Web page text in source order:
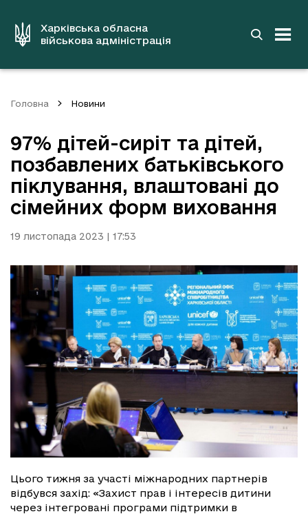
вмістуХарківська обласна
військова адміністрація
Головна Новини
97% дітей-сиріт та дітей,
позбавлених батьківського
піклування, влаштовані до
сімейних форм виховання
19 листопада 2023 | 17:53
Цього тижня за участі міжнародних партнерів
відбувся захід: «Захист прав і інтересів дитини
через інтегровані програми підтримки в